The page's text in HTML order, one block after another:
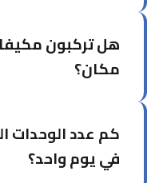
منفردة في غرف
المكيفات الشاملة
هل تركبون
مكان؟
محل. يكفي إخبارنا
كم عدد الوحدات
في يوم واحد؟